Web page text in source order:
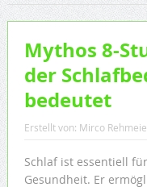
Mythos 8-
der
bedeutet
Erstellt von: Mirco
Schlaf ist essentiell
Gesundheit. Er